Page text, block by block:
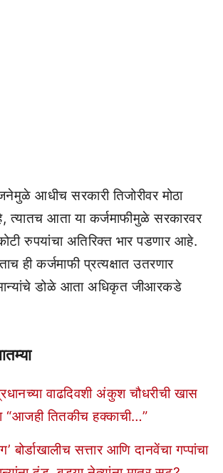
आधीच सरकारी तिजोरीवर मोठा
त्यातच आता या कर्जमाफीमुळे सरकारवर
रुपयांचा अतिरिक्त भार पडणार आहे.
ही कर्जमाफी प्रत्यक्षात उतरणार
डोळे आता अधिकृत जीआरकडे
वाढदिवशी अंकुश चौधरीची खास
“आजही तितकीच हक्काची…”
बोर्डाखालीच सत्तार आणि दानवेंचा गप्पांचा